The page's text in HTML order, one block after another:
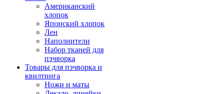
Американский
хлопок
Японский хлопок
Лен
Наполнители
Набор тканей для
пэчворка
Товары для пэчворка и
квилтинга
Ножи и маты